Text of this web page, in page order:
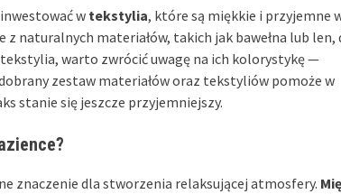
w tekstylia, które są miękkie i przyjemne
z naturalnych materiałów, takich jak bawełna lub len,
warto zwrócić uwagę na ich kolorystykę —
zestaw materiałów oraz tekstyliów pomoże w
stanie się jeszcze przyjemniejszy.
znaczenie dla stworzenia relaksującej atmosfery.